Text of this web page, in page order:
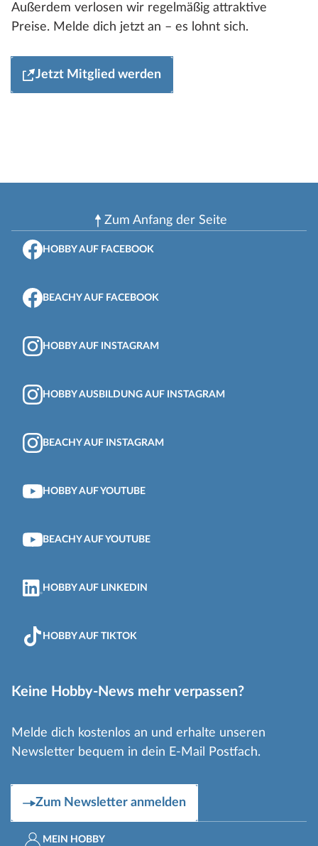
Außerdem verlosen wir regelmäßig attraktive
Preise. Melde dich jetzt an – es lohnt sich.
Jetzt Mitglied werden
Zum Anfang der Seite
HOBBY AUF FACEBOOK
BEACHY AUF FACEBOOK
HOBBY AUF INSTAGRAM
HOBBY AUSBILDUNG AUF INSTAGRAM
BEACHY AUF INSTAGRAM
HOBBY AUF YOUTUBE
BEACHY AUF YOUTUBE
HOBBY AUF LINKEDIN
HOBBY AUF TIKTOK
Keine Hobby-News mehr verpassen?
Melde dich kostenlos an und erhalte unseren
Newsletter bequem in dein E-Mail Postfach.
Zum Newsletter anmelden
MEIN HOBBY